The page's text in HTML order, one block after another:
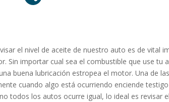
el nivel de aceite de nuestro auto es de vital
Sin importar cual sea el combustible que use tu
buena lubricación estropea el motor. Una de
cuando algo está ocurriendo enciende
todos los autos ocurre igual, lo ideal es revisar